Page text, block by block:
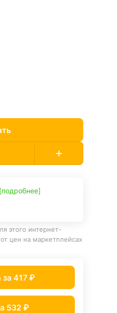
этого интернет-
цен на маркетплейсах
за 417 ₽
532 ₽